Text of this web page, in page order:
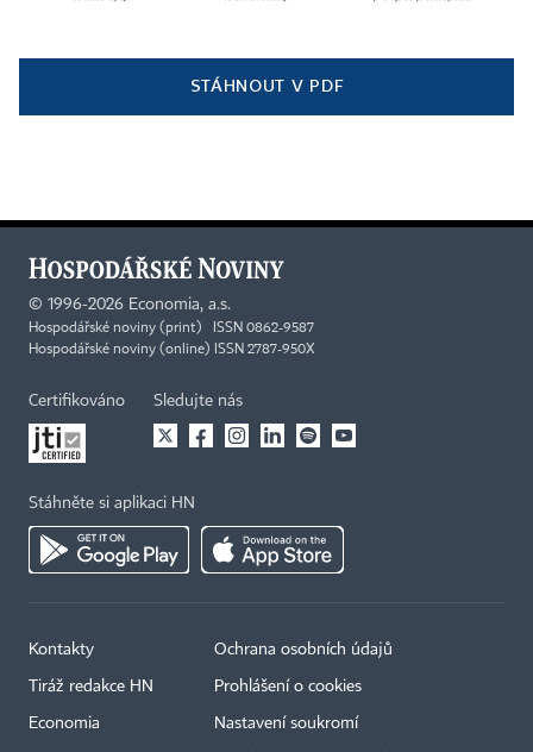
STÁHNOUT V PDF
© 1996-2026 Economia, a.s.
Hospodářské noviny (print) ISSN 0862-9587
Hospodářské noviny (online) ISSN 2787-950X
Certifikováno Sledujte nás
Stáhněte si aplikaci HN
Kontakty
Tiráž redakce HN
Economia
Ochrana osobních údajů
Prohlášení o cookies
Nastavení soukromí